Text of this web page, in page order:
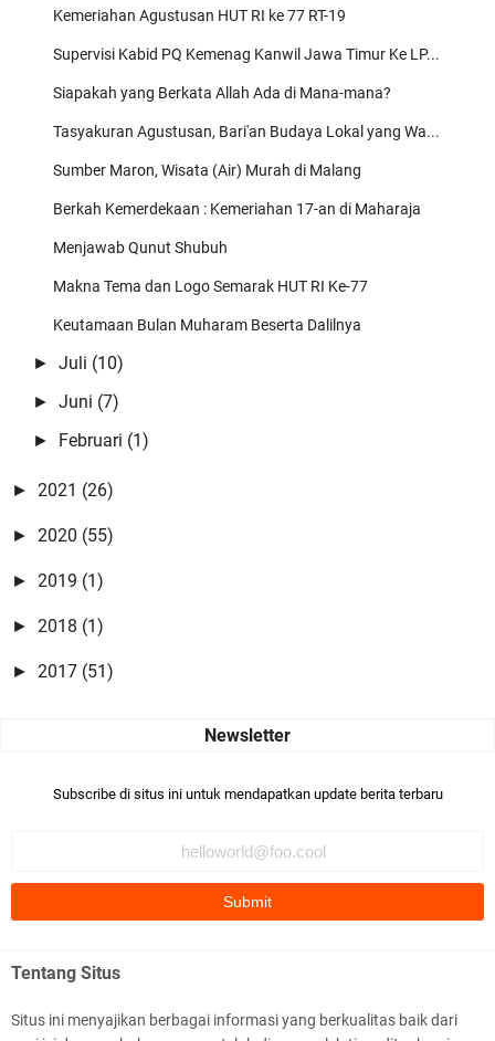
beliau-belia …
Mbah Blankon
Semoga masih banyak ulama2 santun yg menyejukkan umat yg
Kemeriahan Agustusan HUT RI ke 77 RT-19
Supervisi Kabid PQ Kemenag Kanwil Jawa Timur Ke LP...
Siapakah yang Berkata Allah Ada di Mana-mana?
Tasyakuran Agustusan, Bari'an Budaya Lokal yang Wa...
Sumber Maron, Wisata (Air) Murah di Malang
Berkah Kemerdekaan : Kemeriahan 17-an di Maharaja
Menjawab Qunut Shubuh
Makna Tema dan Logo Semarak HUT RI Ke-77
Keutamaan Bulan Muharam Beserta Dalilnya
►Juli (10)
►Juni (7)
► Februari (1)
► 2021 (26)
► 2020 (55)
► 2019 (1)
► 2018 (1)
► 2017 (51)
Subscribe di situs ini untuk mendapatkan update berita terbaru
Tentang Situs
Situs ini menyajikan berbagai informasi yang berkualitas baik dari